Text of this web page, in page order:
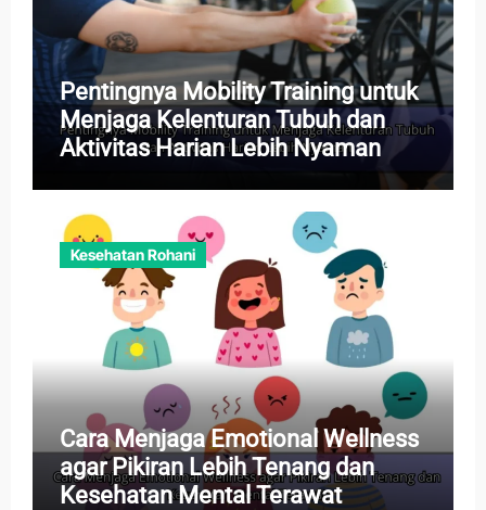
Pentingnya Mobility Training untuk
Menjaga Kelenturan Tubuh dan
Aktivitas Harian Lebih Nyaman
Kesehatan Rohani
Cara Menjaga Emotional Wellness
agar Pikiran Lebih Tenang dan
Kesehatan Mental Terawat